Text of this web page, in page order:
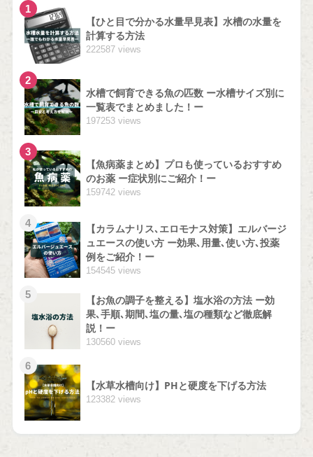
1
【ひと目で分かる水量早見表】水槽の水量を
計算する方法
222587 views
2
水槽で飼育できる魚の匹数 ー水槽サイズ別に
一覧表でまとめました！ー
197253 views
3
【魚病薬まとめ】プロも使っているおすすめ
のお薬 ー症状別にご紹介！ー
159742 views
4
【カラムナリス､エロモナス対策】エルバージ
ュエースの使い方 ー効果､用量､使い方､投薬
例をご紹介！ー
154545 views
5
【お魚の調子を整える】塩水浴の方法 ー効
果､手順､期間､塩の量､塩の種類など徹底解
説！ー
130560 views
6
【水草水槽向け】PHと硬度を下げる方法
123382 views